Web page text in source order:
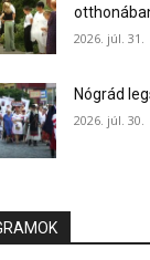
2026. júl. 31.
Nógrád
2026. júl. 30.